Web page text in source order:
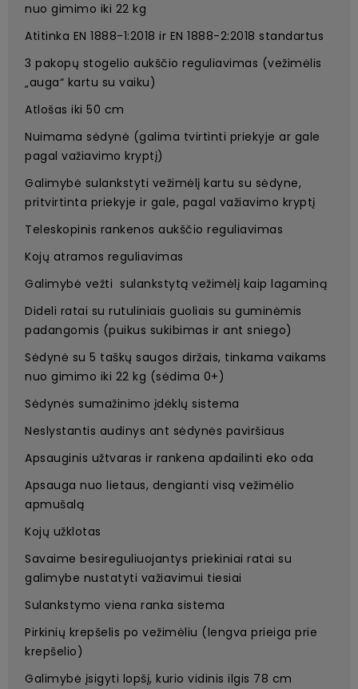
nuo gimimo iki 22 kg
Atitinka EN 1888-1:2018 ir EN 1888-2:2018 standartus
3 pakopų stogelio aukščio reguliavimas (vežimėlis
„auga“ kartu su vaiku)
Atlošas iki 50 cm
Nuimama sėdynė (galima tvirtinti priekyje ar gale
pagal važiavimo kryptį)
Galimybė sulankstyti vežimėlį kartu su sėdyne,
pritvirtinta priekyje ir gale, pagal važiavimo kryptį
Teleskopinis rankenos aukščio reguliavimas
Kojų atramos reguliavimas
Galimybė vežti sulankstytą vežimėlį kaip lagaminą
Dideli ratai su rutuliniais guoliais su guminėmis
padangomis (puikus sukibimas ir ant sniego)
Sėdynė su 5 taškų saugos diržais, tinkama vaikams
nuo gimimo iki 22 kg (sėdima 0+)
Sėdynės sumažinimo įdėklų sistema
Neslystantis audinys ant sėdynės paviršiaus
Apsauginis užtvaras ir rankena apdailinti eko oda
Apsauga nuo lietaus, dengianti visą vežimėlio
apmušalą
Kojų užklotas
Savaime besireguliuojantys priekiniai ratai su
galimybe nustatyti važiavimui tiesiai
Sulankstymo viena ranka sistema
Pirkinių krepšelis po vežimėliu (lengva prieiga prie
krepšelio)
Galimybė įsigyti lopšį, kurio vidinis ilgis 78 cm